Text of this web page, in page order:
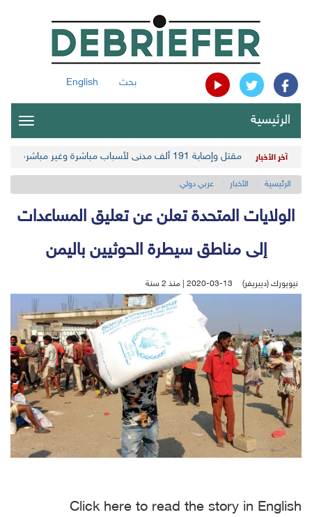
بحث English
الرئيسية
آخر الأخبار مقتل وإصابة 191 ألف مدني لأسباب مباشرة وغير مباشرة في أحدث حصيلة حوثية
الرئيسية الأخبار عربي دولي
الولايات المتحدة تعلن عن تعليق المساعدات
إلى مناطق سيطرة الحوثيين باليمن
نيويورك (ديبريفر) 2020-03-13 | منذ 2 سنة
Click here to read the story in English